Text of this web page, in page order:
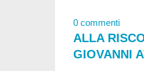
0 commenti
ALLA
GIOVANNI